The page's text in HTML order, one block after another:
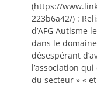
(https://
223b6a42/) :
d’AFG Autisme
dans le domaine
désespérant
l’association
du secteur » «